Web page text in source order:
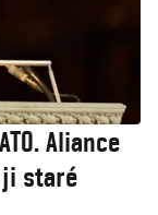
Aliance
ji staré